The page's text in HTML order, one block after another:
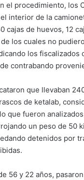
el procedimiento, los
interior de la
cajas de huevos, 12
los cuales no
los fiscalizados
contrabando
que llevaban
de ketalab,
que fueron
un peso de 50
detenidos por
56 y 22 años,